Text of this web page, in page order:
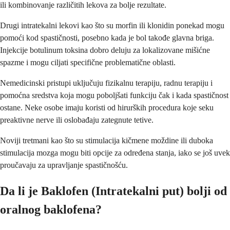
ili kombinovanje različitih lekova za bolje rezultate.
Drugi intratekalni lekovi kao što su morfin ili klonidin ponekad mogu
pomoći kod spastičnosti, posebno kada je bol takođe glavna briga.
Injekcije botulinum toksina dobro deluju za lokalizovane mišićne
spazme i mogu ciljati specifične problematične oblasti.
Nemedicinski pristupi uključuju fizikalnu terapiju, radnu terapiju i
pomoćna sredstva koja mogu poboljšati funkciju čak i kada spastičnost
ostane. Neke osobe imaju koristi od hirurških procedura koje seku
preaktivne nerve ili oslobađaju zategnute tetive.
Noviji tretmani kao što su stimulacija kičmene moždine ili duboka
stimulacija mozga mogu biti opcije za određena stanja, iako se još uvek
proučavaju za upravljanje spastičnošću.
Da li je Baklofen (Intratekalni put) bolji od
oralnog baklofena?